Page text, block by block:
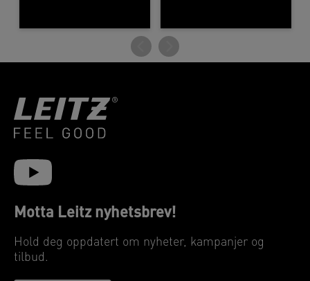
Motta Leitz nyhetsbrev!
Hold deg oppdatert om nyheter, kampanjer og
tilbud.